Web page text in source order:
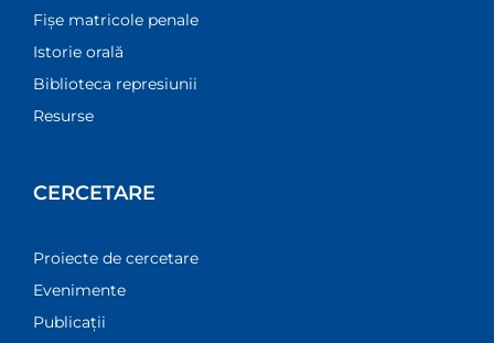
Fișe matricole penale
Istorie orală
Biblioteca represiunii
Resurse
CERCETARE
Proiecte de cercetare
Evenimente
Publicații